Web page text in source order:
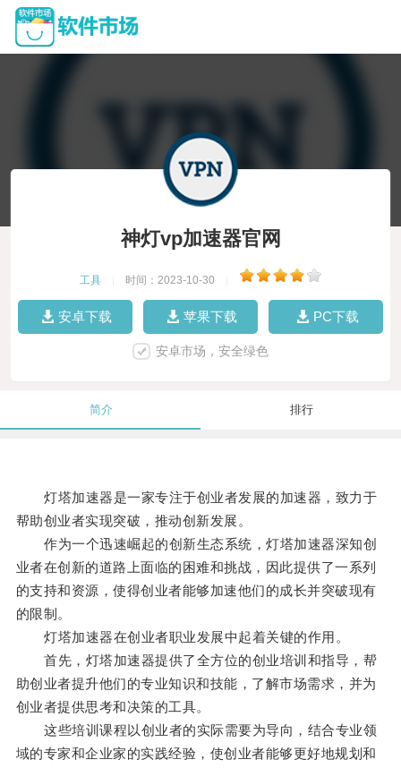
神灯vp加速器官网
工具 时间：2023-10-30
安卓下载 苹果下载 PC下载
安卓市场，安全绿色
简介 排行
灯塔加速器是一家专注于创业者发展的加速器，致力于
帮助创业者实现突破，推动创新发展。
作为一个迅速崛起的创新生态系统，灯塔加速器深知创
业者在创新的道路上面临的困难和挑战，因此提供了一系列
的支持和资源，使得创业者能够加速他们的成长并突破现有
的限制。
灯塔加速器在创业者职业发展中起着关键的作用。
首先，灯塔加速器提供了全方位的创业培训和指导，帮
助创业者提升他们的专业知识和技能，了解市场需求，并为
创业者提供思考和决策的工具。
这些培训课程以创业者的实际需要为导向，结合专业领
域的专家和企业家的实践经验，使创业者能够更好地规划和